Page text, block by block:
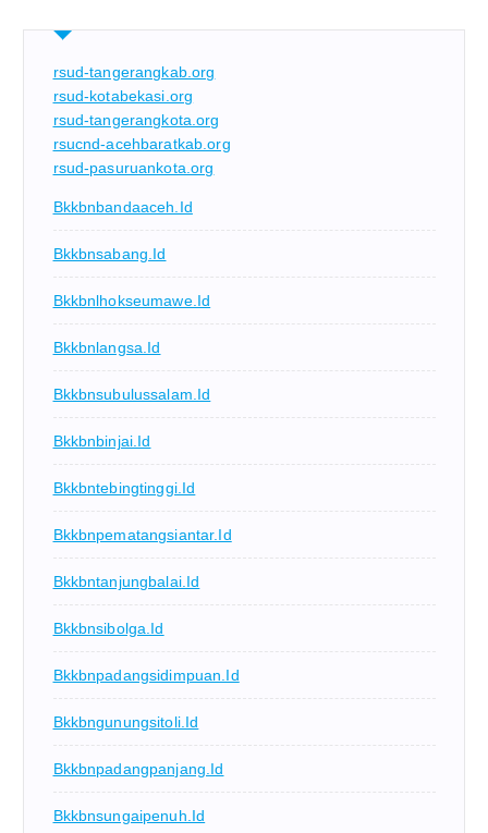
rsud-tangerangkab.org
rsud-kotabekasi.org
rsud-tangerangkota.org
rsucnd-acehbaratkab.org
rsud-pasuruankota.org
Bkkbnbandaaceh.id
Bkkbnsabang.id
Bkkbnlhokseumawe.id
Bkkbnlangsa.id
Bkkbnsubulussalam.id
Bkkbnbinjai.id
Bkkbntebingtinggi.id
Bkkbnpematangsiantar.id
Bkkbntanjungbalai.id
Bkkbnsibolga.id
Bkkbnpadangsidimpuan.id
Bkkbngunungsitoli.id
Bkkbnpadangpanjang.id
Bkkbnsungaipenuh.id